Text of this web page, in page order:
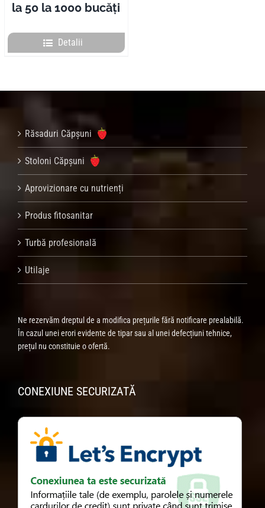
la 50 la 1000 bucăți
Detalii
Răsaduri Căpșuni
Stoloni Căpșuni
Aprovizionare cu nutrienți
Produs fitosanitar
Turbă profesională
Utilaje
Ne rezervăm dreptul de a modifica prețurile fără notificare prealabilă.
În cazul unei erori evidente de tipar sau al unei defecțiuni tehnice,
prețul nu constituie o ofertă.
CONEXIUNE SECURIZATĂ